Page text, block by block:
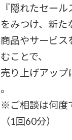
『隠れたセール
をみつけ、新た
商品やサービス
むことで、
売り上げアップ
。
※ご相談は何度
（1回60分）